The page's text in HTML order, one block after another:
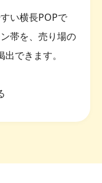
い横長POPで
帯を、売り場の
できます。